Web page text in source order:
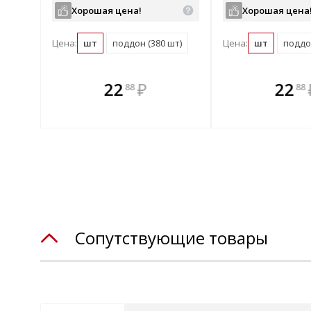
Хорошая цена!
Цена: шт поддон (380 шт)
2288 ₽
В
всегда
Хорошая цена!
Цена: шт
В комплекте
всегда выгоднее!
2288
В
всегда
Сопутствующие товары